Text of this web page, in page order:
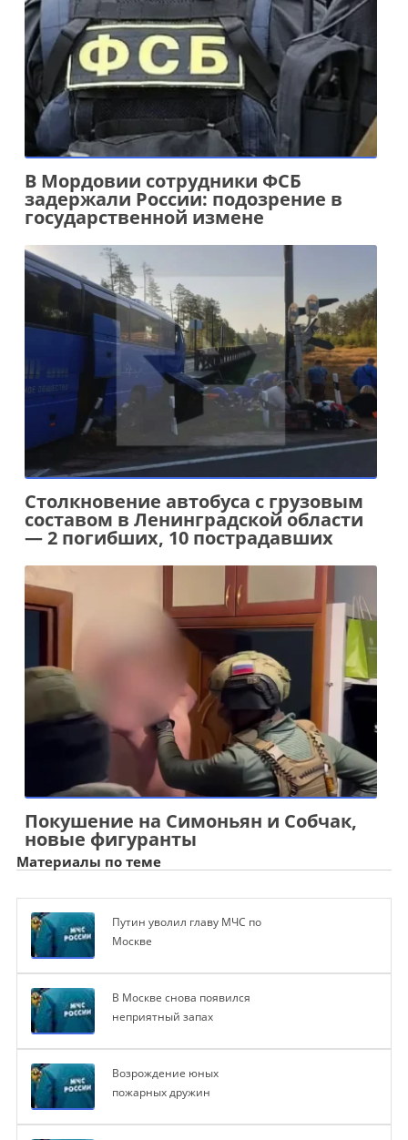
В Мордовии сотрудники ФСБ
задержали России: подозрение в
государственной измене
Столкновение автобуса с грузовым
составом в Ленинградской области
— 2 погибших, 10 пострадавших
Покушение на Симоньян и Собчак,
новые фигуранты
Материалы по теме
Путин уволил главу МЧС по
Москве
В Москве снова появился
неприятный запах
Возрождение юных
пожарных дружин